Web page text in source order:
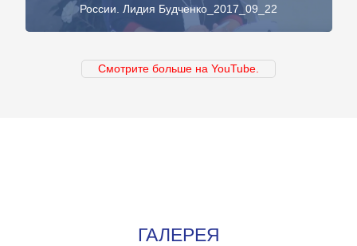
России. Лидия Будченко_2017_09_22
Смотрите больше на YouTube.
ГАЛЕРЕЯ